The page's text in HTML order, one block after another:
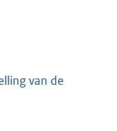
van de